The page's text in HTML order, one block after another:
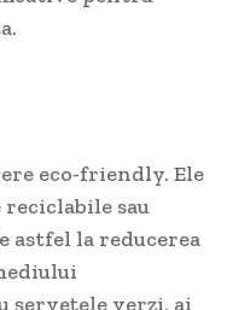
eco-friendly. Ele
sau
astfel la reducerea
verzi, ai